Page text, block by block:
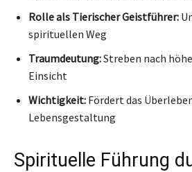
Rolle als Tierischer Geistführer:
spirituellen Weg
Traumdeutung:Streben nach
Einsicht
Wichtigkeit: Fördert das
Lebensgestaltung
Spirituelle Führung